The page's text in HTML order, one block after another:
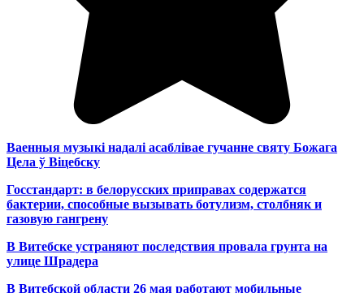
Ваенныя музыкі надалі асаблівае гучанне святу Божага
Цела ў Віцебску
Госстандарт: в белорусских приправах содержатся
бактерии, способные вызывать ботулизм, столбняк и
газовую гангрену
В Витебске устраняют последствия провала грунта на
улице Шрадера
В Витебской области 26 мая работают мобильные